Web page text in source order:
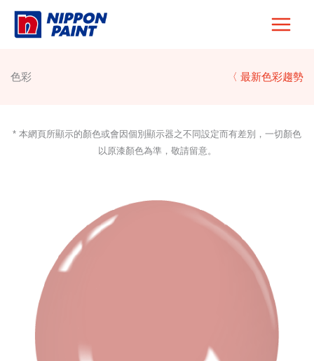
Skip
色彩 〈 最新色彩趨勢
* 本網頁所顯示的顏色或會因個別顯示器之不同設定而有差別，一切顏色
以原漆顏色為準，敬請留意。